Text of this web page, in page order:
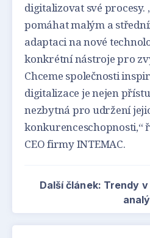
digitalizovat své procesy.
pomáhat malým a
adaptaci na nové
konkrétní nástroje pro
Chceme společnosti
digitalizace je nejen
nezbytná pro udržení
konkurenceschopnosti,“
CEO firmy INTEMAC.
Další článek: Trendy